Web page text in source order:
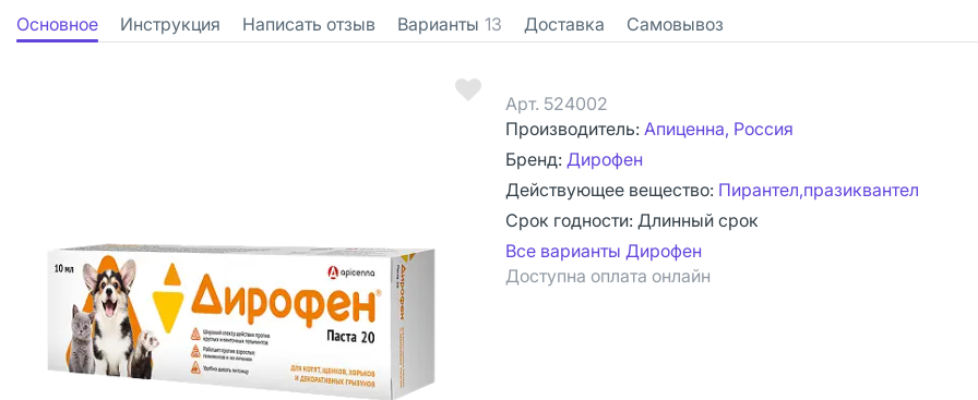
Основное Инструкция Написать отзыв Варианты 13 Доставка Самовывоз
Арт. 524002
Производитель: Апиценна, Россия
Бренд: Дирофен
Действующее вещество: Пирантел,празиквантел
Срок годности: Длинный срок
Все варианты Дирофен
Доступна оплата онлайн